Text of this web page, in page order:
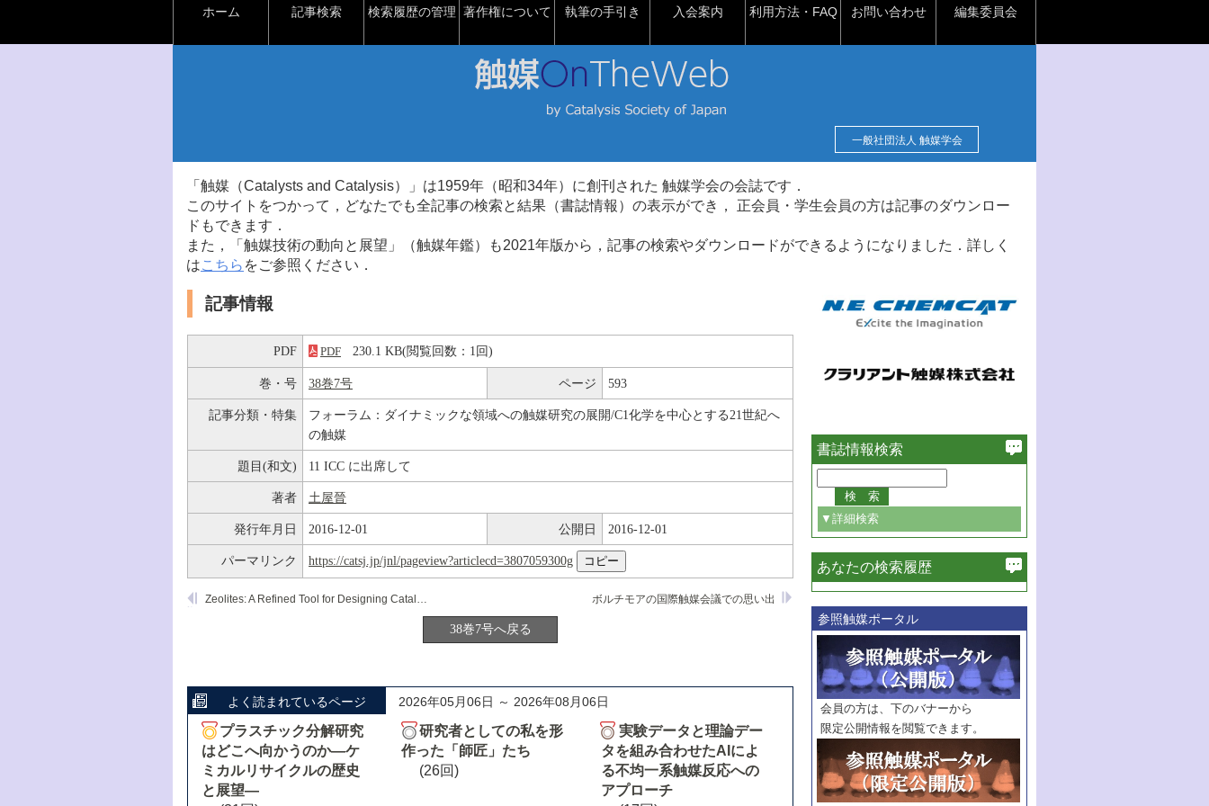
ホーム 記事検索 検索履歴の管理 著作権について 執筆の手引き 入会案内 利用方法・FAQ お問い合わせ 編集委員会
一般社団法人 触媒学会
「触媒（Catalysts and Catalysis）」は1959年（昭和34年）に創刊された 触媒学会の会誌です．
このサイトをつかって，どなたでも全記事の検索と結果（書誌情報）の表示ができ， 正会員・学生会員の方は記事のダウンロー
ドもできます．
また，「触媒技術の動向と展望」（触媒年鑑）も2021年版から，記事の検索やダウンロードができるようになりました．詳しく
はこちら をご参照ください．
記事情報
PDF PDF 230.1 KB(閲覧回数：1回)
巻・号 38巻7号 ページ 593
記事分類・特集
フォーラム：ダイナミックな領域への触媒研究の展開/C1化学を中心とする21世紀へ
の触媒
題目(和文) 11 ICC に出席して
著者 土屋晉
発行年月日 2016-12-01 公開日 2016-12-01
パーマリンク https://catsj.jp/jnl/pageview?articlecd=3807059300g
ボルチモアの国際触媒会議での思い出
Zeolites: A Refined Tool for Designing Catalytic Sites
38巻7号へ戻る
よく読まれているページ 2026年05月06日 ～ 2026年08月06日
プラスチック分解研究
はどこへ向かうのか―ケ
ミカルリサイクルの歴史
と展望―
研究者としての私を形
作った「師匠」たち
(26回)
実験データと理論デー
タを組み合わせたAIによ
る不均一系触媒反応への
アプローチ
書誌情報検索
▼詳細検索
必ず含む
巻・号指定
巻
号
範囲指定
巻
号～
巻
号
触媒年鑑
年度
記事種別
マーク：
マークあり
あなたの検索履歴
参照触媒ポータル
会員の方は、下のバナーから
限定公開情報を閲覧できます。